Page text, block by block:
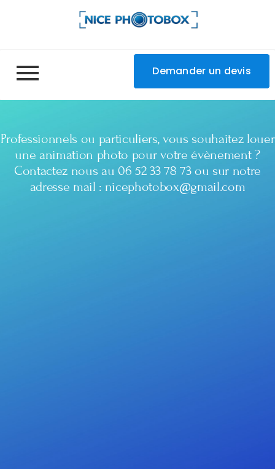
Demander un devis
Professionnels ou particuliers, vous souhaitez louer
une animation photo pour votre évènement ?
Contactez nous au 06 52 33 78 73 ou sur notre
adresse mail : nicephotobox@gmail.com